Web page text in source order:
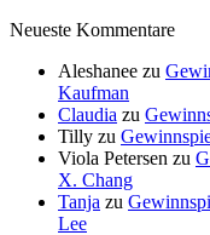
Neueste Kommentare
Aleshanee zu
Kaufman
Claudia zu
Tilly zu
Viola Petersen zu
X. Chang
Tanja zu
Lee